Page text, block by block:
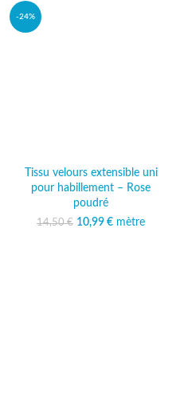
-24%
Tissu velours extensible uni
pour habillement – Rose
poudré
14,50€ Le prix initial était :
10,99 €
Le prix
mètre